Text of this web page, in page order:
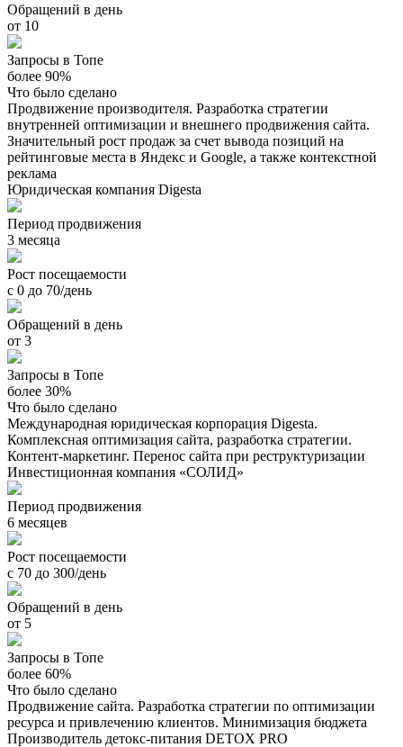
Обращений в день
от 10
Запросы в Топе
более 90%
Что было сделано
Продвижение производителя. Разработка стратегии
внутренней оптимизации и внешнего продвижения сайта.
Значительный рост продаж за счет вывода позиций на
рейтинговые места в Яндекс и Google, а также контекстной
реклама
Юридическая компания Digesta
Период продвижения
3 месяца
Рост посещаемости
с 0 до 70/день
Обращений в день
от 3
Запросы в Топе
более 30%
Что было сделано
Международная юридическая корпорация Digesta.
Комплексная оптимизация сайта, разработка стратегии.
Контент-маркетинг. Перенос сайта при реструктуризации
Инвестиционная компания «СОЛИД»
Период продвижения
6 месяцев
Рост посещаемости
с 70 до 300/день
Обращений в день
от 5
Запросы в Топе
более 60%
Что было сделано
Продвижение сайта. Разработка стратегии по оптимизации
ресурса и привлечению клиентов. Минимизация бюджета
Производитель детокс-питания DETOX PRO